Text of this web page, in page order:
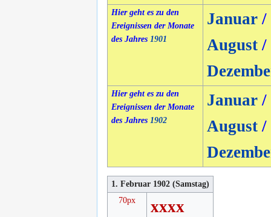
Hier geht es zu den
Ereignissen der Monate
des Jahres 1901
Januar/
August/
Hier geht es zu den
Ereignissen der Monate
des Jahres 1902
Januar/
August/
1. Februar 1902 (Samstag)
70px
xxxx